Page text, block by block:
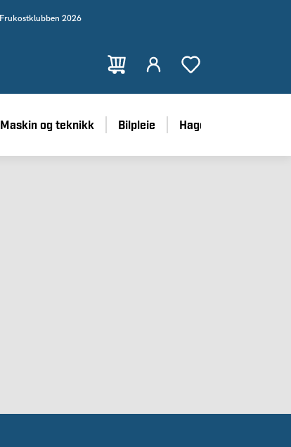
Frukostklubben 2026
Maskin og teknikk Bilpleie Hage